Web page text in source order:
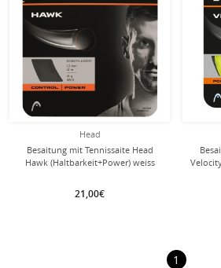
Head
Besaitung mit Tennissaite Head
Hawk (Haltbarkeit+Power) weiss
21,00€
1